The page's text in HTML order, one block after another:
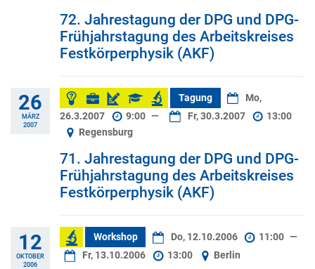
72. Jahrestagung der DPG und DPG-
Frühjahrstagung des Arbeitskreises
Festkörperphysik (AKF)
26
MÄRZ
2007
Tagung
Mo,
26.3.2007
9:00 — Fr, 30.3.2007
13:00
Regensburg
71. Jahrestagung der DPG und DPG-
Frühjahrstagung des Arbeitskreises
Festkörperphysik (AKF)
12
OKTOBER
2006
Workshop Do, 12.10.2006 11:00 —
Fr, 13.10.2006
13:00 Berlin